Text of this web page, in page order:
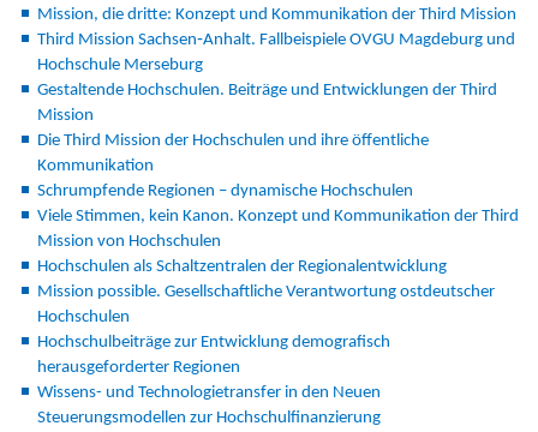
Mission, die dritte: Konzept und Kommunikation der Third Mission
Third Mission Sachsen‐Anhalt. Fallbeispiele OVGU Magdeburg und
Hochschule Merseburg
Gestaltende Hochschulen. Beiträge und Entwicklungen der Third
Mission
Die Third Mission der Hochschulen und ihre öffentliche
Kommunikation
Schrumpfende Regionen – dynamische Hochschulen
Viele Stimmen, kein Kanon. Konzept und Kommunikation der Third
Mission von Hochschulen
Hochschulen als Schaltzentralen der Regionalentwicklung
Mission possible. Gesellschaftliche Verantwortung ostdeutscher
Hochschulen
Hochschulbeiträge zur Entwicklung demografisch
herausgeforderter Regionen
Wissens- und Technologietransfer in den Neuen
Steuerungsmodellen zur Hochschulfinanzierung